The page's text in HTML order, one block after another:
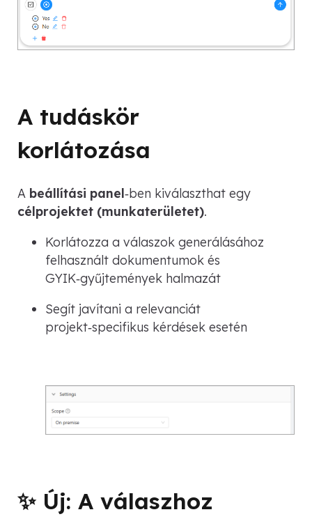
A tudáskör
korlátozása
A beállítási panel‑ben kiválaszthat egy
célprojektet (munkaterületet).
Korlátozza a válaszok generálásához
felhasznált dokumentumok és
GYIK‑gyűjtemények halmazát
Segít javítani a relevanciát
projekt‑specifikus kérdések esetén
✨ Új: A válaszhoz